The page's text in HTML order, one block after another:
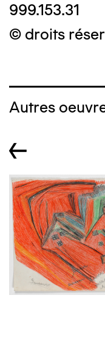
999.153.31
© droits
Autres
←